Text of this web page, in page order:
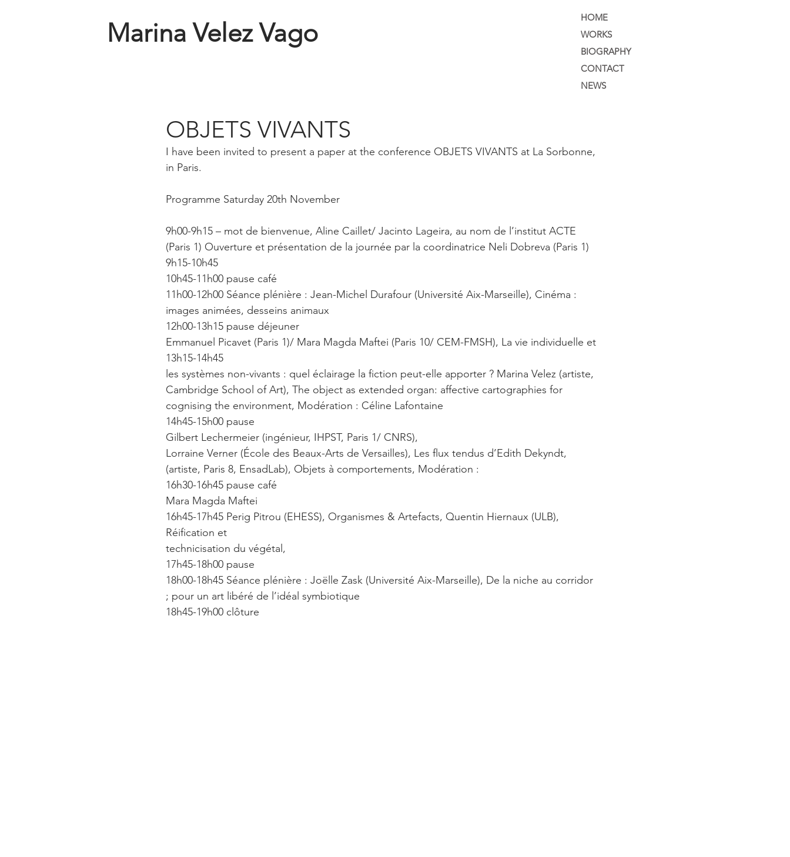
Marina Velez Vago
HOME
WORKS
BIOGRAPHY
CONTACT
NEWS
OBJETS VIVANTS
I have been invited to present a paper at the conference OBJETS VIVANTS at La Sorbonne,
in Paris.
Programme Saturday 20th November
9h00-9h15 – mot de bienvenue, Aline Caillet/ Jacinto Lageira, au nom de l’institut ACTE
(Paris 1) Ouverture et présentation de la journée par la coordinatrice Neli Dobreva (Paris 1)
9h15-10h45
10h45-11h00 pause café
11h00-12h00 Séance plénière : Jean-Michel Durafour (Université Aix-Marseille), Cinéma :
images animées, desseins animaux
12h00-13h15 pause déjeuner
Emmanuel Picavet (Paris 1)/ Mara Magda Maftei (Paris 10/ CEM-FMSH), La vie individuelle et
13h15-14h45
les systèmes non-vivants : quel éclairage la fiction peut-elle apporter ? Marina Velez (artiste,
Cambridge School of Art), The object as extended organ: affective cartographies for
cognising the environment, Modération : Céline Lafontaine
14h45-15h00 pause
Gilbert Lechermeier (ingénieur, IHPST, Paris 1/ CNRS),
Lorraine Verner (École des Beaux-Arts de Versailles), Les flux tendus d’Edith Dekyndt,
(artiste, Paris 8, EnsadLab), Objets à comportements, Modération :
16h30-16h45 pause café
Mara Magda Maftei
16h45-17h45 Perig Pitrou (EHESS), Organismes & Artefacts, Quentin Hiernaux (ULB),
Réification et
technicisation du végétal,
17h45-18h00 pause
18h00-18h45 Séance plénière : Joëlle Zask (Université Aix-Marseille), De la niche au corridor
; pour un art libéré de l’idéal symbiotique
18h45-19h00 clôture